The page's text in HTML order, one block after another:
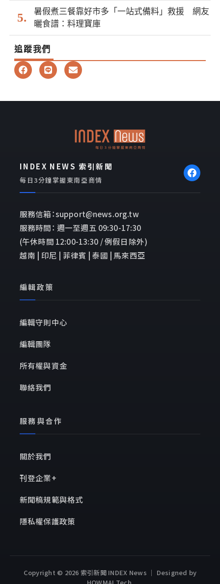
暑假煮三餐靠好市多「一站式備料」救援 網友
曬食譜：料理寶庫
追蹤我們
F
a
b
L
i
E
n
l
INDEX NEWS 索引新聞
每日3分鐘掌握東南亞商情
服務信箱：support@news.org.tw
服務時間： 週一至週五 09:30-17:30
(午休時間 12:00-13:30 / 例假日除外)
越南 | 印尼 | 菲律賓 | 泰國 | 馬來西亞
編輯政策
編輯守則中心
編輯團隊
所有權與資金
聯絡我們
服務與合作
關於我們
刊登企業+
新聞稿規範與格式
隱私權保護政策
Copyright © 2026 索引新聞 INDEX News ｜ Designed by